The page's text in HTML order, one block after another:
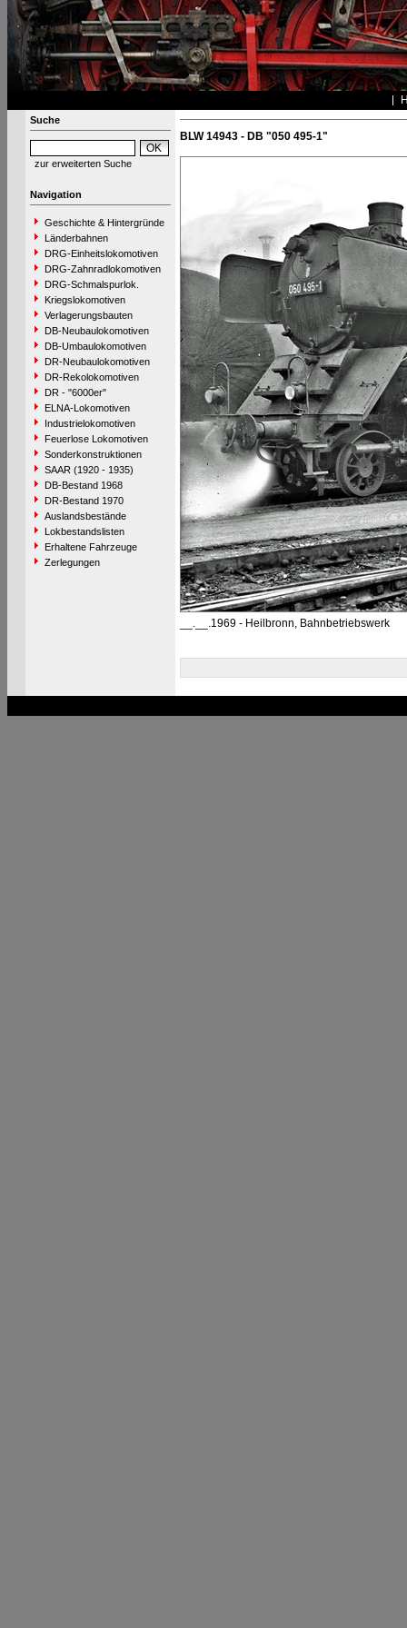
Suche
zur erweiterten Suche
Navigation
Geschichte & Hintergründe
Länderbahnen
DRG-Einheitslokomotiven
DRG-Zahnradlokomotiven
DRG-Schmalspurlok.
Kriegslokomotiven
Verlagerungsbauten
DB-Neubaulokomotiven
DB-Umbaulokomotiven
DR-Neubaulokomotiven
DR-Rekolokomotiven
DR - "6000er"
ELNA-Lokomotiven
Industrielokomotiven
Feuerlose Lokomotiven
Sonderkonstruktionen
SAAR (1920 - 1935)
DB-Bestand 1968
DR-Bestand 1970
Auslandsbestände
Lokbestandslisten
Erhaltene Fahrzeuge
Zerlegungen
BLW 14943 - DB "050 495-1"
__.__.1969 - Heilbronn, Bahnbetriebswerk